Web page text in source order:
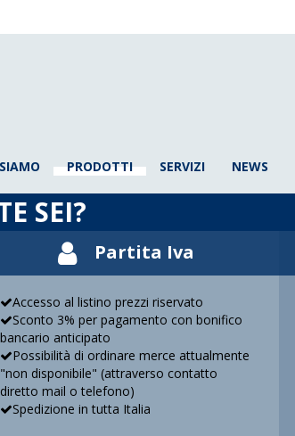
PRODOTTI SERVIZI NEWS
SEI?
Partita Iva
Accesso al listino prezzi riservato
Sconto 3% per pagamento con bonifico
bancario anticipato
Possibilità di ordinare merce attualmente
"non disponibile" (attraverso contatto
diretto mail o telefono)
Spedizione in tutta Italia